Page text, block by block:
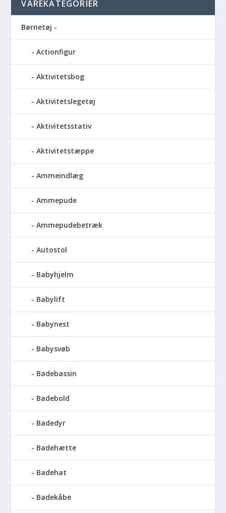
VAREKATEGORIER
Børnetøj -
Actionfigur
Aktivitetsbog
Aktivitetslegetøj
Aktivitetsstativ
Aktivitetstæppe
Ammeindlæg
Ammepude
Ammepudebetræk
Autostol
Babyhjelm
Babylift
Babynest
Babysvøb
Badebassin
Badebold
Badedyr
Badehætte
Badehat
Badekåbe